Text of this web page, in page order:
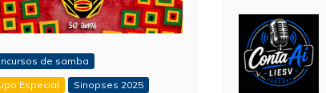
de samba
Especial
Sinopses 2025